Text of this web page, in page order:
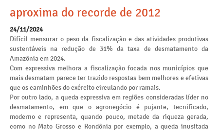
aproxima do recorde de 2012
24/11/2024
Difícil mensurar o peso da fiscalização e das atividades produtivas
sustentáveis na redução de 31% da taxa de desmatamento da
Amazônia em 2024.
Com expressiva melhora a fiscalização focada nos municípios que
mais desmatam parece ter trazido respostas bem melhores e efetivas
que os caminhões do exército circulando por ramais.
Por outro lado, a queda expressiva em regiões consideradas líder no
desmatamento, em que o agronegócio é pujante, tecnificado,
moderno e representa, quando pouco, metade da riqueza gerada,
como no Mato Grosso e Rondônia por exemplo, a queda inusitada